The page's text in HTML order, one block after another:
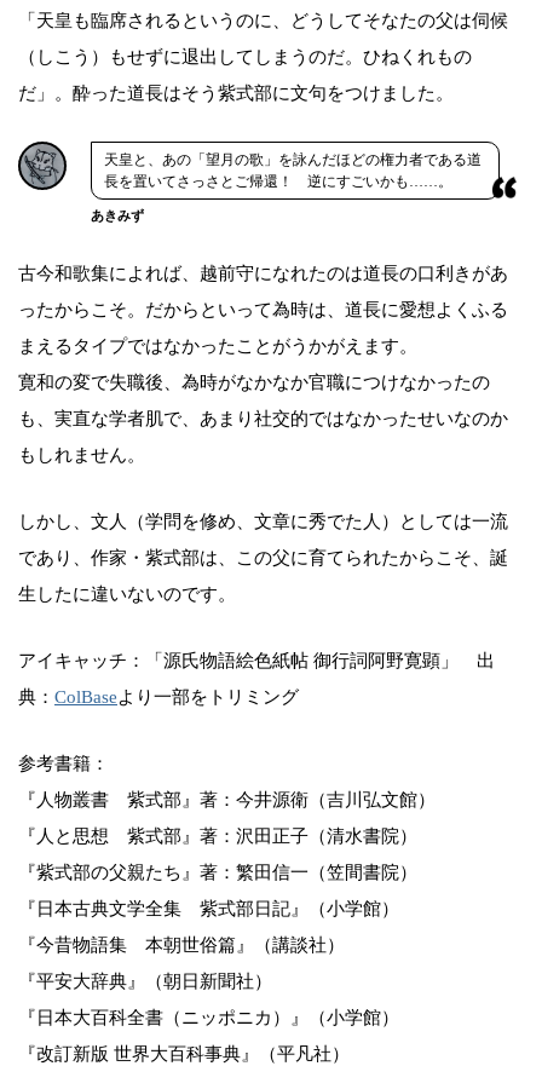
「天皇も臨席されるというのに、どうしてそなたの父は伺候
（しこう）もせずに退出してしまうのだ。ひねくれもの
だ」。酔った道長はそう紫式部に文句をつけました。
天皇と、あの「望月の歌」を詠んだほどの権力者である道
長を置いてさっさとご帰還！ 逆にすごいかも……。
あきみず
古今和歌集によれば、越前守になれたのは道長の口利きがあ
ったからこそ。だからといって為時は、道長に愛想よくふる
まえるタイプではなかったことがうかがえます。
寛和の変で失職後、為時がなかなか官職につけなかったの
も、実直な学者肌で、あまり社交的ではなかったせいなのか
もしれません。
しかし、文人（学問を修め、文章に秀でた人）としては一流
であり、作家・紫式部は、この父に育てられたからこそ、誕
生したに違いないのです。
アイキャッチ：「源氏物語絵色紙帖 御行詞阿野寛顕」 出
典： ColBaseより一部をトリミング
参考書籍：
『人物叢書 紫式部』著：今井源衛（吉川弘文館）
『人と思想 紫式部』著：沢田正子（清水書院）
『紫式部の父親たち』著：繁田信一（笠間書院）
『日本古典文学全集 紫式部日記』（小学館）
『今昔物語集 本朝世俗篇』（講談社）
『平安大辞典』（朝日新聞社）
『日本大百科全書（ニッポニカ）』（小学館）
『改訂新版 世界大百科事典』（平凡社）